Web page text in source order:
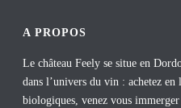
t
A PROPOS
Le château Feely se situe en
dans l’univers du vin : achetez en
biologiques, venez vous